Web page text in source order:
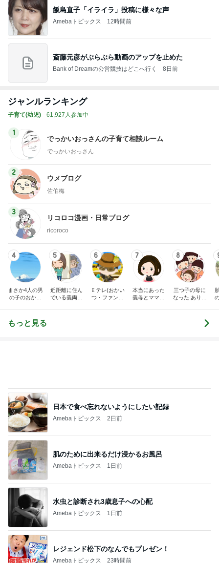
飯島直子「イライラ」投稿に様々な声
Amebaトピックス 12時間前
斎藤元彦がぶらぶら動画のアップを止めた
Bank of Dreamの公営競技はどこへ行く 8日前
ジャンルランキング
子育て(幼児) 61,927人参加中
1
でっかいおっさんの子育て相談ルーム
でっかいおっさん
2
ウメブログ
佐伯梅
3
リコロコ漫画・日常ブログ
ricoroco
4
まさか4人の男
の子のおかあ
5
近距離に住ん
でいる義両親
6
Ｅテレ(おかい
つ・ファンタ
7
本当にあった
義母とママ友
8
三つ子の母に
なった ありつ
もっと見る
肌のために出来るだけ浸かるお風呂
Amebaトピックス 1日前
水虫と診断され3歳息子への心配
Amebaトピックス 1日前
レジェンド松下のなんでもプレゼン！
Amebaトピックス 23時間前
真夏の動物園で役立った暑さ対策
Amebaトピックス 1日前